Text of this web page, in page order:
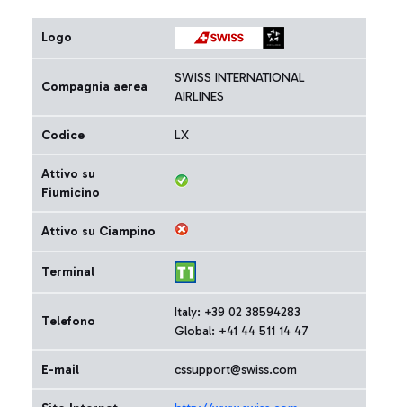
Logo
Compagnia aerea
SWISS INTERNATIONAL
AIRLINES
Codice LX
Attivo su
Fiumicino
Attivo su Ciampino
Terminal
Telefono
Italy: +39 02 38594283
Global: +41 44 511 14 47
E-mail cssupport@swiss.com